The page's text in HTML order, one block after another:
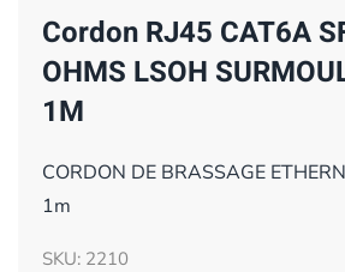
Cordon RJ45 CAT6A
OHMS LSOH
1M
CORDON DE BRASSAGE
1m
SKU: 2210